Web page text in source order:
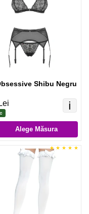
Alege Măsura
ℹ️
Shibu Negru